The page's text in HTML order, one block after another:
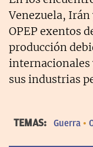
Venezuela,
OPEP exentos
producción
internacionales
sus industrias
TEMAS: Guerra